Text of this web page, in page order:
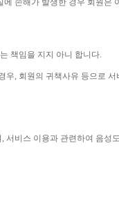
손해가 발생한 경우 회원은
책임을 지지 아니 합니다.
우, 회원의 귀책사유 등으로
, 서비스 이용과 관련하여 음성